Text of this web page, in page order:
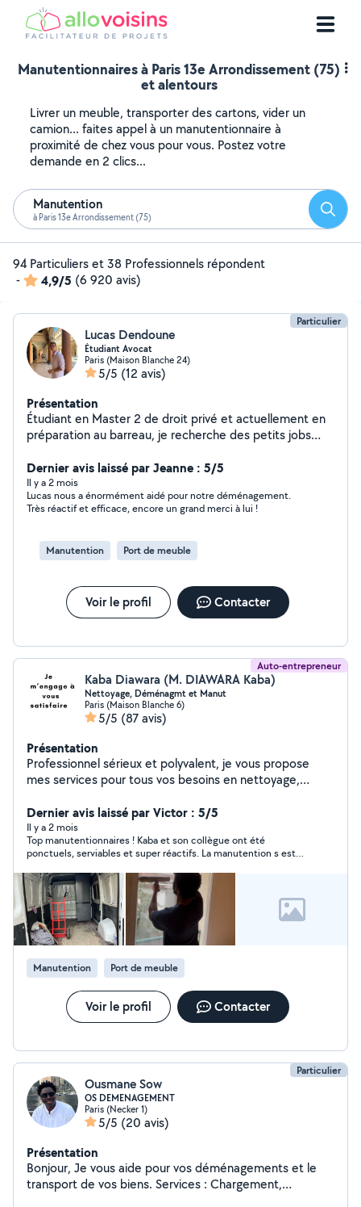
Manutentionnaires à Paris 13e Arrondissement (75)
et alentours
Livrer un meuble, transporter des cartons, vider un
camion... faites appel à un manutentionnaire à
proximité de chez vous pour vous. Postez votre
demande en 2 clics...
Manutention
à Paris 13e Arrondissement (75)
94 Particuliers et 38 Professionnels répondent
-
4,9/5 (6 920 avis)
Particulier
Lucas Dendoune
Étudiant Avocat
Paris (Maison Blanche 24)
5/5 (12 avis)
Présentation
Étudiant en Master 2 de droit privé et actuellement en
préparation au barreau, je recherche des petits jobs
contacter directement au zero six dix sept quarante et
un quarante six cinquante huit (l'application restreint le
périmètre par moments)
Dernier avis laissé par Jeanne : 5/5
Il y a 2 mois
Lucas nous a énormément aidé pour notre déménagement.
Très réactif et efficace, encore un grand merci à lui !
Manutention Port de meuble
Voir le profil Contacter
Auto-entrepreneur
Kaba Diawara (M. DIAWARA Kaba)
Nettoyage, Déménagmt et Manut
Paris (Maison Blanche 6)
5/5 (87 avis)
Présentation
Professionnel sérieux et polyvalent, je vous propose
mes services pour tous vos besoins en nettoyage,
et petits travaux du quotidien. Grâce à mon expérience
et à mon sens du service, j'interviens avec efficacité,
soin et professionnalisme afin de vous garantir un travail
propre et de qualité. Ponctuel, organisé et à l'écoute, je
m'adapte à chaque demande pour vous offrir une
prestation fiable et sans stress. Mon objectif : vous
apporter une aide concrète et une entière satisfaction
à chaque intervention. N'hésitez pas à me contacter, je
serai ravi de vous accompagner dans vos projets.
Dernier avis laissé par Victor : 5/5
Il y a 2 mois
Top manutentionnaires ! Kaba et son collègue ont été
ponctuels, serviables et super réactifs. La manutention s est
Manutention Port de meuble
Voir le profil Contacter
Particulier
Ousmane Sow
OS DEMENAGEMENT
Paris (Necker 1)
5/5 (20 avis)
Présentation
Bonjour, Je vous aide pour vos déménagements et le
transport de vos biens. Services : Chargement,